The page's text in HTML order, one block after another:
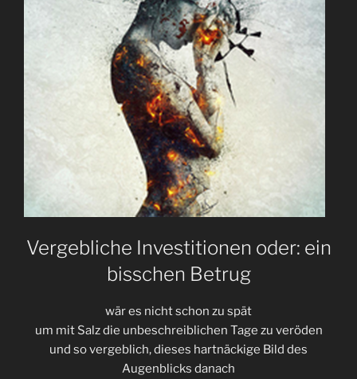
Nachts”»
Vergebliche Investitionen oder: ein
bisschen Betrug
wär es nicht schon zu spät
um mit Salz die unbeschreiblichen Tage zu veröden
und so vergeblich, dieses hartnäckige Bild des
Augenblicks danach